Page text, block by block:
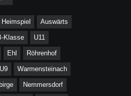
Heimspiel Auswärts
Klasse U11
Ehl Röhrenhof
U9 Warmensteinach
Nemmersdorf